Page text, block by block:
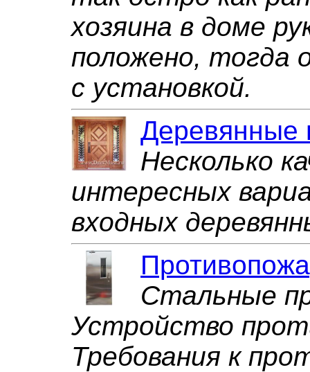
хозяина в доме
положено, тогда
с установкой.
Деревянные
Несколько
интересных
входных
Стальные
Устройство
Требования к